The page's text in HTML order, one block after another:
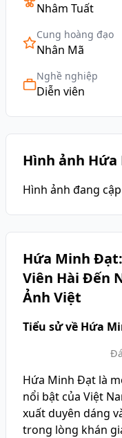
Nhâm Tuất
Cung hoàng đạo
Nhân Mã
Nghề nghiệp
Diễn viên
Hình ảnh
Hình ảnh đang
Hứa Minh
Viên Hài Đến
Ảnh Việt
Tiểu sử về Hứa
Hứa Minh Đạt là
nổi bật của Việt
xuất duyên dáng
trong lòng khán